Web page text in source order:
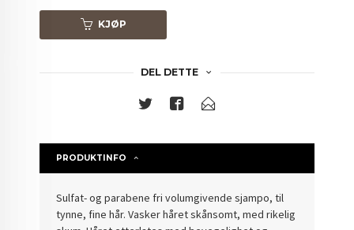
KJØP
DEL DETTE
PRODUKTINFO
Sulfat- og parabene fri volumgivende sjampo, til
tynne, fine hår. Vasker håret skånsomt, med rikelig